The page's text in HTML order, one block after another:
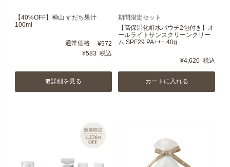
【40%OFF】神山 すだち果汁
100ml
通常価格 ¥972
¥583 税込
詳細を見る
期間限定セット
【高保湿化粧水パウチ2包付き】オ
ールライトサンスクリーンクリー
ム SPF29 PA+++ 40g
¥4,620 税込
カートに入れる